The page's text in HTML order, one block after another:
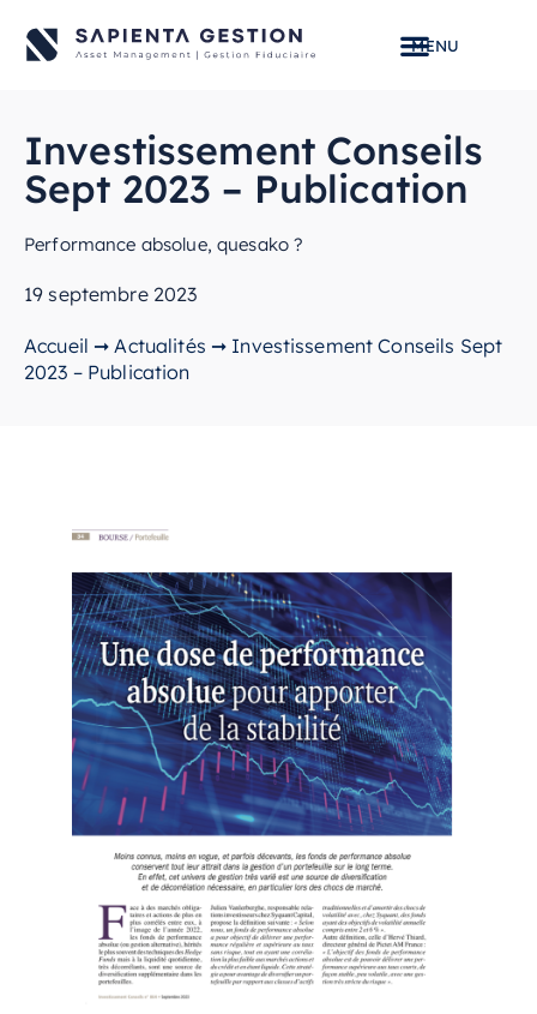
Investissement Conseils
Sept 2023 – Publication
Performance absolue, quesako ?
19 septembre 2023
Accueil ➞Actualités ➞ Investissement Conseils Sept
2023 – Publication